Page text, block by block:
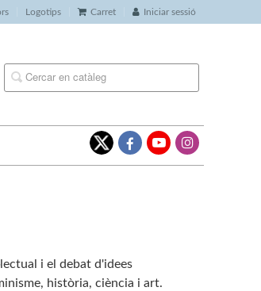
Logotips Carret Iniciar sessió
i el debat d'idees
història, ciència i art.